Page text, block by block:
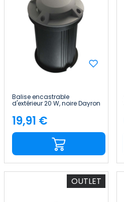
Balise encastrable
d'extérieur 20 W, noire Dayron
Price
19,91 €
OUTLET